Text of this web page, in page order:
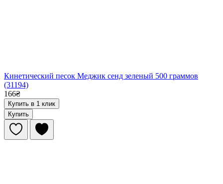
Кинетический песок Меджик сенд зеленый 500 граммов
(31194)
166₴
Купить в 1 клик
Купить